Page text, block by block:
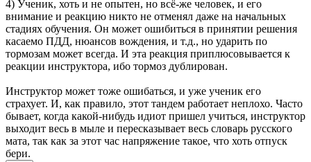
4) Ученик, хоть и не опытен, но всё-же человек, и его
внимание и реакцию никто не отменял даже на начальных
стадиях обучения. Он может ошибиться в принятии решения
касаемо ПДД, нюансов вождения, и т.д., но ударить по
тормозам может всегда. И эта реакция приплюсовывается к
реакции инструктора, ибо тормоз дублирован.
Инструктор может тоже ошибаться, и уже ученик его
страхует. И, как правило, этот тандем работает неплохо. Часто
бывает, когда какой-нибудь идиот пришел учиться, инструктор
выходит весь в мыле и пересказывает весь словарь русского
мата, так как за этот час напряжение такое, что хоть отпуск
бери.